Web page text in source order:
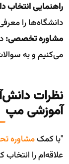
راهنمایی انتخاب
دانشگاه‌ها را
مشاوره تخصصی:
می‌کنیم و به
نظرات
آموزشی مپ
"با کمکمشاوره
علاقه‌ام را